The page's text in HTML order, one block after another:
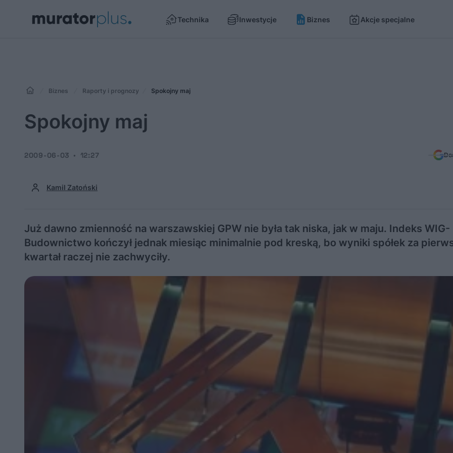
Technika Inwestycje Biznes Akcje specjalne
Biznes Raporty i prognozy Spokojny maj
Spokojny maj
Kamil Zatoński
2009-06-03 12:27
Już dawno zmienność na warszawskiej GPW nie była tak niska, jak w maju. Indeks WIG-
Budownictwo kończył jednak miesiąc minimalnie pod kreską, bo wyniki spółek za
kwartał raczej nie zachwyciły.